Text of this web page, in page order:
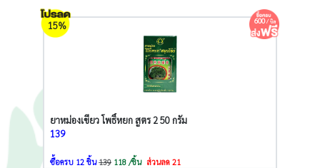
15% 600/ บิล
ยาหม่องเขียว โพธิ์หยก สูตร 2 50 กรัม
139
ซื้อครบ 12 ชิ้น139 118 /ชิ้น ส่วนลด 21